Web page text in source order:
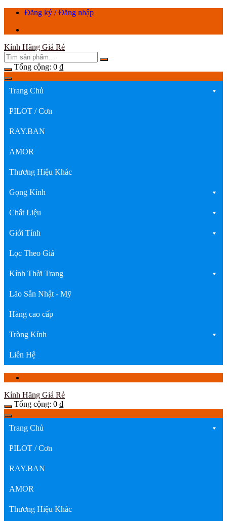
ChuyểnĐăng ký / Đăng nhập
Kính Hãng Giá Rẻ
Tổng cộng: 0 ₫
Trang Chủ
PILOT / Cơn
RAY.BAN
AMOR
Thương Hiệu Khác
Gọng Kính
Chất Liệu
Giới Tính
Lọc Theo Giá
Kính Thời Trang
Lão Sẵn Nhật - Mỹ
Hàng cao cấp
Tròng Kính
Liên Hệ
Kính Hãng Giá Rẻ
Tổng cộng: 0 ₫
Trang Chủ
PILOT / Cơn
RAY.BAN
AMOR
Thương Hiệu Khác